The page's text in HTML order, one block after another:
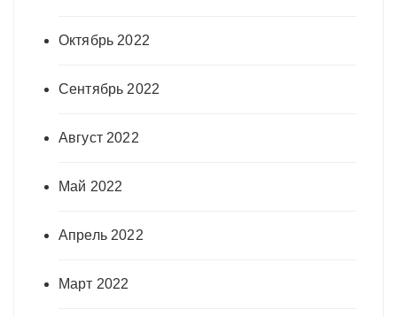
Октябрь 2022
Сентябрь 2022
Август 2022
Май 2022
Апрель 2022
Март 2022